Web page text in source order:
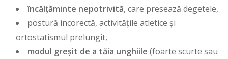
încălțăminte nepotrivită, care presează degetele,
postură incorectă, activitățile atletice și
ortostatismul prelungit,
modul greșit de a tăia unghiile (foarte scurte sau